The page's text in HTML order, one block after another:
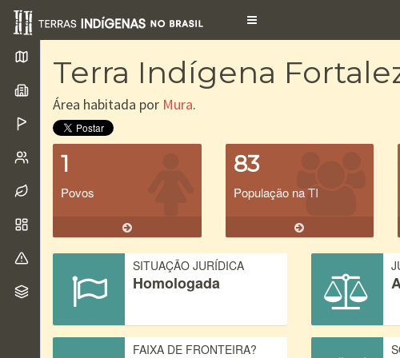
Toggle
Terra Indígena
Área habitada por Mura.
1
Povos
83
População na TI
SITUAÇÃO JURÍDICA
Homologada
FAIXA DE FRONTEIRA?